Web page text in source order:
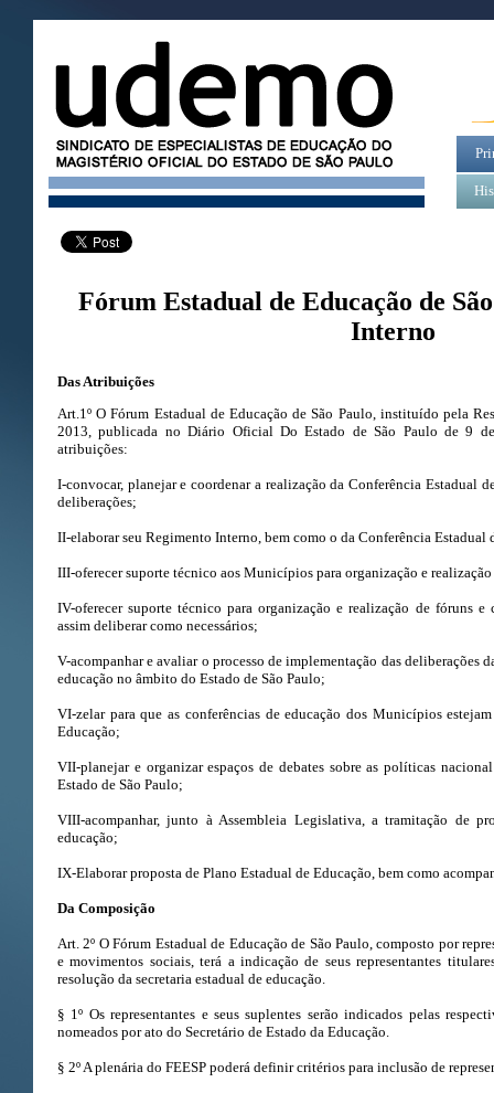
Fórum Estadual de Educação de
Interno
Das Atribuições
Art.1º O Fórum Estadual de Educação de São Paulo, instituído pela
2013, publicada no Diário Oficial Do Estado de São Paulo de 9
atribuições:
I-convocar, planejar e coordenar a realização da Conferência Estadual
deliberações;
II-elaborar seu Regimento Interno, bem como o da Conferência Estadual
III-oferecer suporte técnico aos Municípios para organização e realização
IV-oferecer suporte técnico para organização e realização de fóruns e
assim deliberar como necessários;
V-acompanhar e avaliar o processo de implementação das deliberações
educação no âmbito do Estado de São Paulo;
VI-zelar para que as conferências de educação dos Municípios
Educação;
VII-planejar e organizar espaços de debates sobre as políticas
Estado de São Paulo;
VIII-acompanhar, junto à Assembleia Legislativa, a tramitação de
educação;
IX-Elaborar proposta de Plano Estadual de Educação, bem como
Da Composição
Art. 2º O Fórum Estadual de Educação de São Paulo, composto por
e movimentos sociais, terá a indicação de seus representantes
resolução da secretaria estadual de educação.
§ 1º Os representantes e seus suplentes serão indicados pelas
nomeados por ato do Secretário de Estado da Educação.
§ 2º A plenária do FEESP poderá definir critérios para inclusão de